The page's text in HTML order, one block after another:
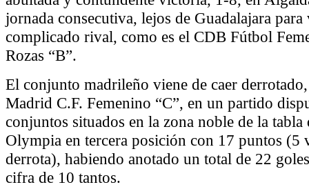
jornada consecutiva, lejos de Guadalajara para
complicado rival, como es el CDB Fútbol
Rozas “B”.
El conjunto madrileño viene de caer
Madrid C.F. Femenino “C”, en un partido
conjuntos situados en la zona noble de la tabla
Olympia en tercera posición con 17 puntos (5
derrota), habiendo anotado un total de 22
cifra de 10 tantos.